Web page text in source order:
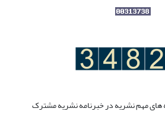
های مهم نشریه در خبرنامه نشریه مشترک